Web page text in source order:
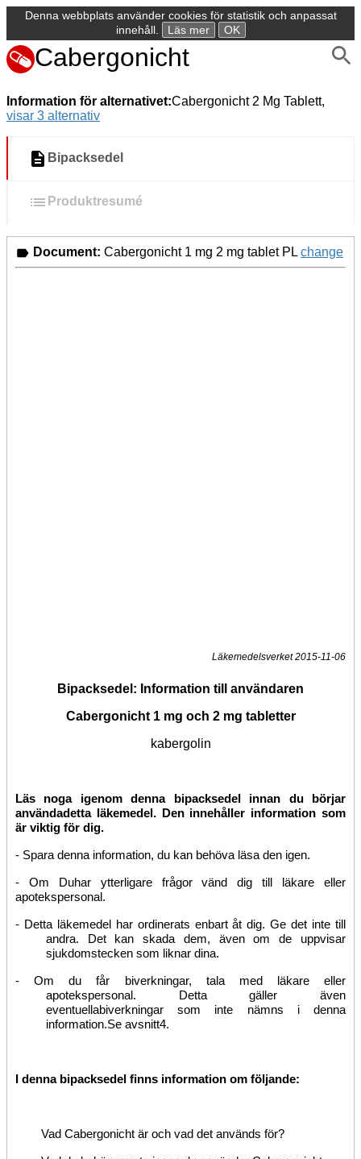
Denna webbplats använder cookies för statistik och anpassat
innehåll.
Läs mer OK
Cabergonicht
Information för alternativet:Cabergonicht 2 Mg Tablett,
visar 3 alternativ
Bipacksedel
Produktresumé
Document: Cabergonicht 1 mg 2 mg tablet PL change
Läkemedelsverket 2015-11-06
Bipacksedel: Information till användaren
Cabergonicht 1 mg och 2 mg tabletter
kabergolin
Läs noga igenom denna bipacksedel innan du börjar
användadetta läkemedel. Den innehåller information som
är viktig för dig.
- Spara denna information, du kan behöva läsa den igen.
- Om Duhar ytterligare frågor vänd dig till läkare eller
apotekspersonal.
- Detta läkemedel har ordinerats enbart åt dig. Ge det inte till
andra. Det kan skada dem, även om de uppvisar
sjukdomstecken som liknar dina.
- Om du får biverkningar, tala med läkare eller
apotekspersonal. Detta gäller även
eventuellabiverkningar som inte nämns i denna
information.Se avsnitt4.
I denna bipacksedel finns information om följande:
Vad Cabergonicht är och vad det används för?